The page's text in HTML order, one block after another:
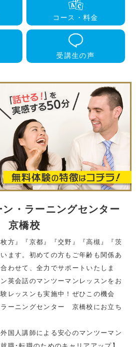
コース・料金
受講生の声
ン・ラーニングセンター
京橋校
方』『京都』『交野』『高槻』『茨
ます。初めての方もご年齢も関係あ
わせて、全力でサポートいたしま
英会話のマンツーマンレッスンをお
レッスンも実施中！ぜひこの機会
ーニングセンター 京橋校にお立ち
国人講師による安心のマンツーマン